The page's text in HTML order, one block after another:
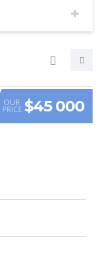
VIDEO
OUR
PRICE $45 000